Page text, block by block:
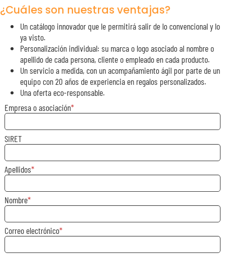
¿Cuáles son nuestras ventajas?
Un catálogo innovador que le permitirá salir de lo convencional y lo
ya visto.
Personalización individual: su marca o logo asociado al nombre o
apellido de cada persona, cliente o empleado en cada producto.
Un servicio a medida, con un acompañamiento ágil por parte de un
equipo con 20 años de experiencia en regalos personalizados.
Una oferta eco-responsable.
Empresa o asociación
SIRET
Apellidos
Nombre
Correo electrónico